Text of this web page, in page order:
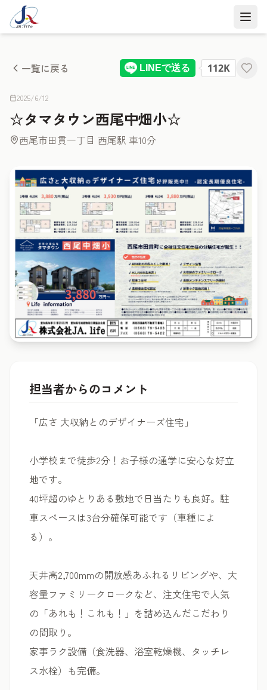
一覧に戻る
2025/6/12
☆タマタウン西尾中畑小☆
西尾市田貫一丁目 西尾駅 車10分
担当者からのコメント
「広さ 大収納とのデザイナーズ住宅」
小学校まで徒歩2分！お子様の通学に安心な好立
地です。
40坪超のゆとりある敷地で日当たりも良好。駐
車スペースは3台分確保可能です（車種によ
る）。
天井高2,700mmの開放感あふれるリビングや、大
容量ファミリークロークなど、注文住宅で人気
の「あれも！これも！」を詰め込んだこだわり
の間取り。
家事ラク設備（食洗器、浴室乾燥機、タッチレ
ス水栓）も完備。